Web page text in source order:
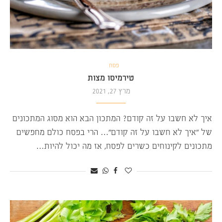
פסח
טירמיסו מצות
מרץ 27, 2021
איך לא חשבו על זה קודם? המתכון הבא הוא מסוג המתכונים
של “איך לא חשבו על זה קודם”… הרי בפסח כולם מחפשים
מתכונים לקינוחים כשרים לפסח, אז מה יכול להיות…